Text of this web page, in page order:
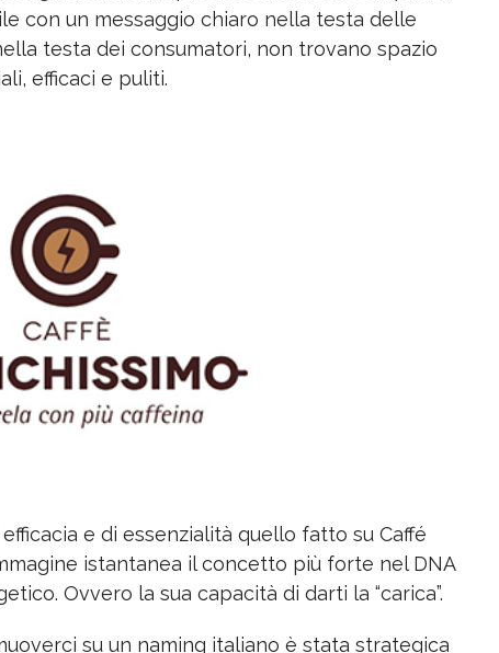
con un messaggio chiaro nella testa delle
testa dei consumatori, non trovano spazio
efficaci e puliti.
e di essenzialità quello fatto su Caffé
istantanea il concetto più forte nel DNA
Ovvero la sua capacità di darti la “carica”.
su un naming italiano è stata strategica